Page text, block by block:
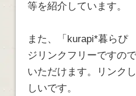
等を紹介しています。
また、「kurapi*暮らぴ
ジリンクフリーですの
いただけます。リンク
しいです。